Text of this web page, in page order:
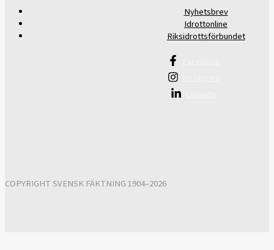
Nyhetsbrev
Idrottonline
Riksidrottsförbundet
COPYRIGHT SVENSK FÄKTNING 1904–2026